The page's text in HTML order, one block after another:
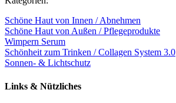
Schöne Haut von Innen / Abnehmen
Schöne Haut von Außen / Pflegeprodukte
Wimpern Serum
Schönheit zum Trinken / Collagen System 3.0
Sonnen- & Lichtschutz
Links & Nützliches